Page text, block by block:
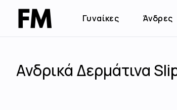
Γυναίκες Άνδρες
Ανδρικά Δερμάτινα